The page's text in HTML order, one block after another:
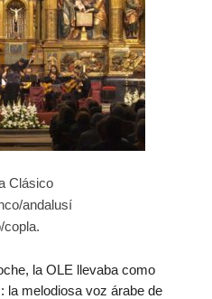
Clásico
andalusí
copla.
la OLE llevaba como
la melodiosa voz árabe de